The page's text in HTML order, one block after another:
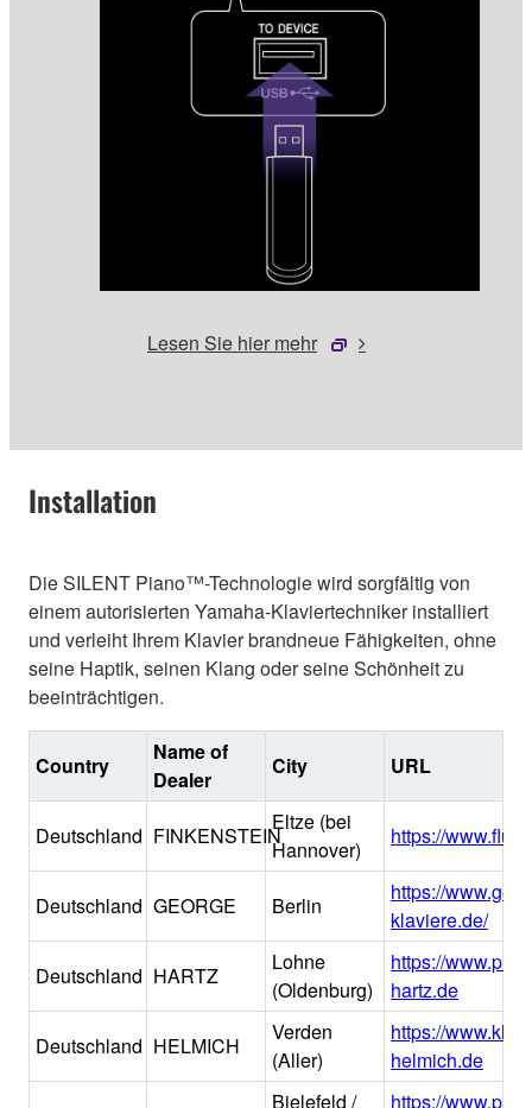
Lesen Sie hier mehr
Installation
Die SILENT Piano™-Technologie wird sorgfältig von
einem autorisierten Yamaha-Klaviertechniker installiert
und verleiht Ihrem Klavier brandneue Fähigkeiten, ohne
seine Haptik, seinen Klang oder seine Schönheit zu
beeinträchtigen.
Country
Name of
Dealer
City URL
Deutschland FINKENSTEIN
Eltze (bei
Hannover)
https://
Deutschland GEORGE Berlin
https://
klaviere.de/
Deutschland HARTZ
Lohne
(Oldenburg)
https://
hartz.de
Deutschland HELMICH
Verden
(Aller)
https://
helmich.de
Bielefeld / https://